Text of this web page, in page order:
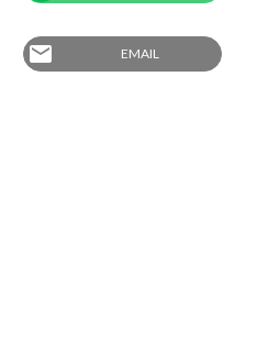
email EMAIL